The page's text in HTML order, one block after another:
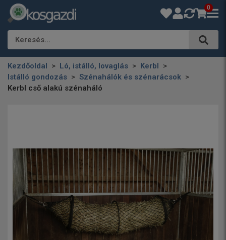
0
Keresés…
Kezdőoldal Ló, istálló, lovaglás
Kerbl
Istálló gondozás
Szénahálók és szénarácsok
Kerbl cső alakú szénaháló